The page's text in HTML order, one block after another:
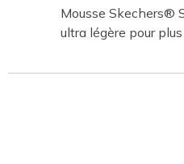
Mousse Skechers®
ultra légère pour